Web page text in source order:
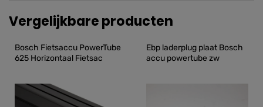
Vergelijkbare producten
Bosch Fietsaccu PowerTube
625 Horizontaal Fietsac
Ebp laderplug plaat Bosch
accu powertube zw